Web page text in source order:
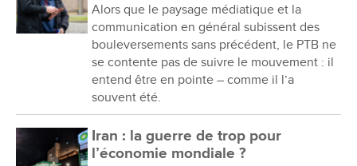
Alors que le paysage médiatique et la
communication en général subissent des
bouleversements sans précédent, le PTB ne
se contente pas de suivre le mouvement : il
entend être en pointe – comme il l’a
souvent été.
Iran : la guerre de trop pour
l’économie mondiale ?